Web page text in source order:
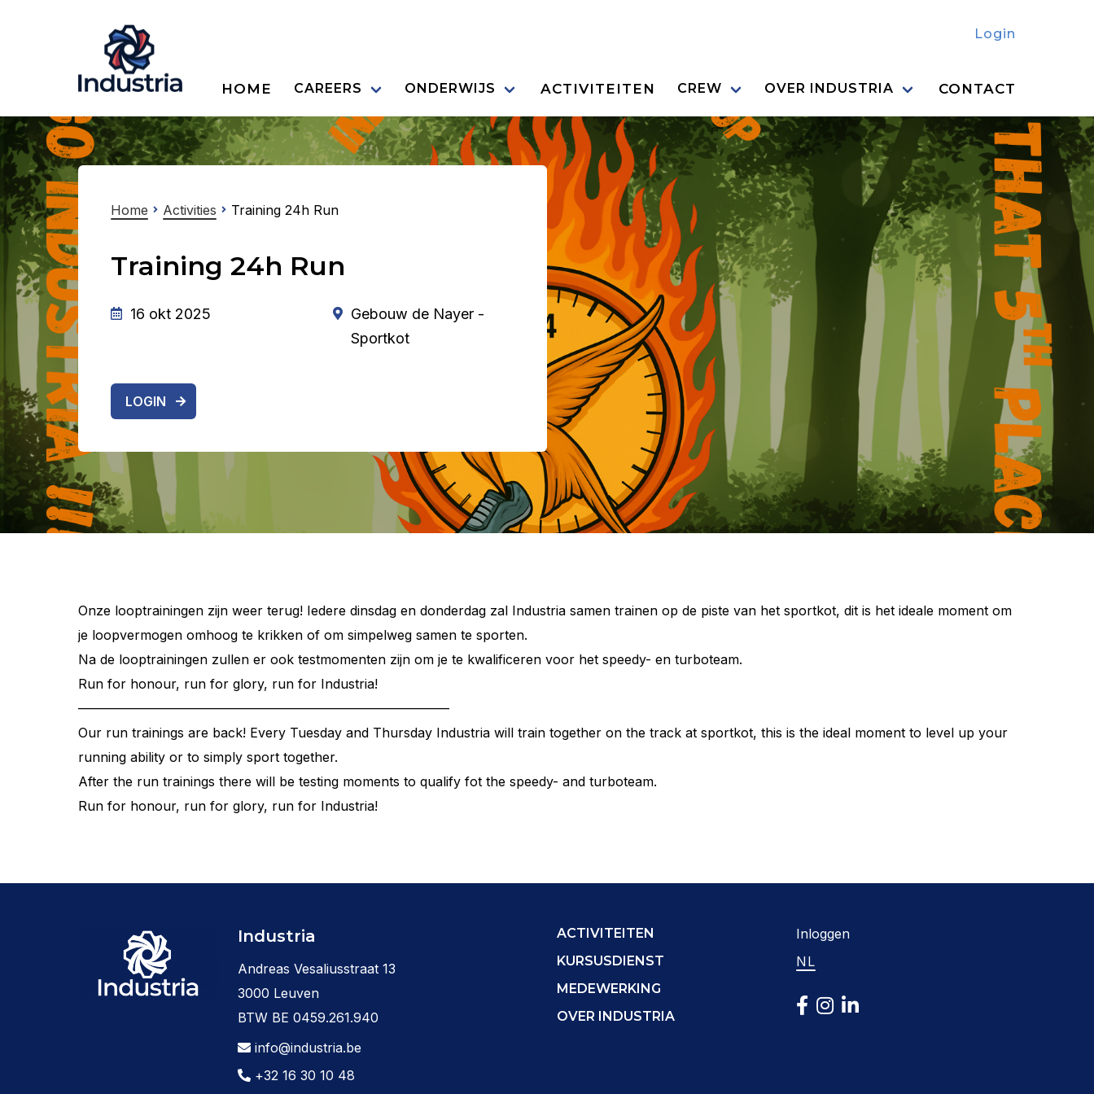
Login
HOME CAREERS ONDERWIJS ACTIVITEITEN CREW OVER INDUSTRIA CONTACT
Home Activities Training 24h Run
Training 24h Run
16 okt 2025
Gebouw de Nayer -
Sportkot
LOGIN
Onze looptrainingen zijn weer terug! Iedere dinsdag en donderdag zal Industria samen trainen op de piste van het sportkot, dit is het ideale moment om
je loopvermogen omhoog te krikken of om simpelweg samen te sporten.
Na de looptrainingen zullen er ook testmomenten zijn om je te kwalificeren voor het speedy- en turboteam.
Run for honour, run for glory, run for Industria!
————————————————————————————–
Our run trainings are back! Every Tuesday and Thursday Industria will train together on the track at sportkot, this is the ideal moment to level up your
running ability or to simply sport together.
After the run trainings there will be testing moments to qualify fot the speedy- and turboteam.
Run for honour, run for glory, run for Industria!
Industria
Andreas Vesaliusstraat 13
3000 Leuven
BTW BE 0459.261.940
info@industria.be
+32 16 30 10 48
ACTIVITEITEN
KURSUSDIENST
MEDEWERKING
OVER INDUSTRIA
Inloggen
NL